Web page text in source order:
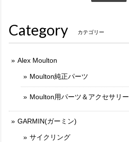
Category カテゴリー
Alex Moulton
Moulton純正パーツ
Moulton用パーツ＆アクセサリー
GARMIN(ガーミン)
サイクリング